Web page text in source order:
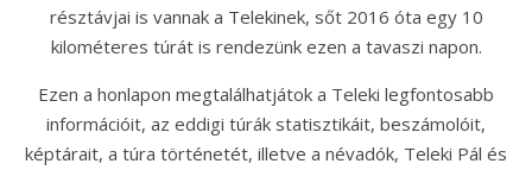
résztávjai is vannak a Telekinek, sőt 2016 óta egy 10
kilométeres túrát is rendezünk ezen a tavaszi napon.
Ezen a honlapon megtalálhatjátok a Teleki legfontosabb
információit, az eddigi túrák statisztikáit, beszámolóit,
képtárait, a túra történetét, illetve a névadók, Teleki Pál és